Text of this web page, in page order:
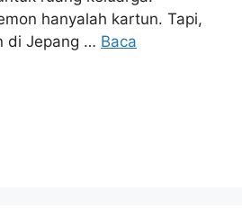
hanyalah kartun. Tapi,
di Jepang … Baca